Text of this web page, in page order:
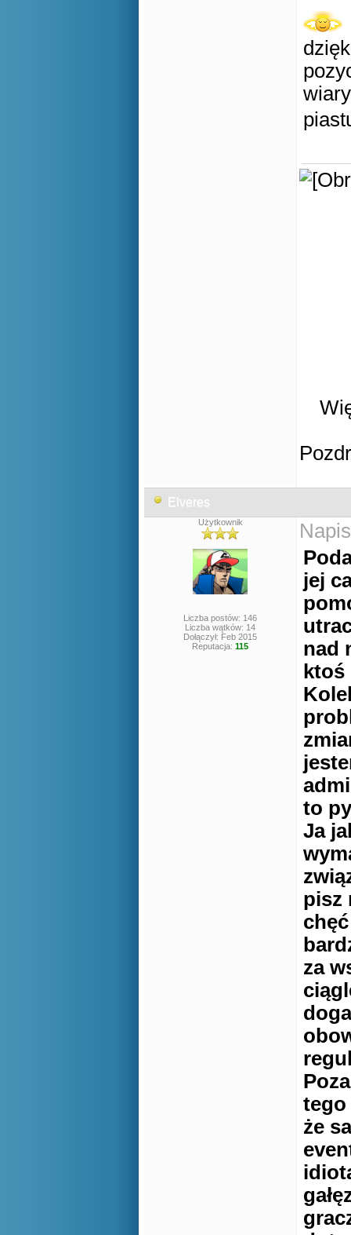
Elveres
Użytkownik
Liczba postów: 146
Liczba wątków: 14
Dołączył: Feb 2015
Reputacja: 115
jej
nad
ktoś
to
Ja
pisz
za
tego
że